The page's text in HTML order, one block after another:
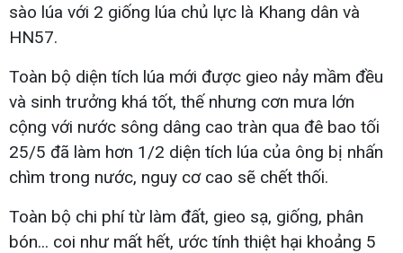
sào lúa với 2 giống lúa chủ lực là Khang dân và
HN57.
Toàn bộ diện tích lúa mới được gieo nảy mầm đều
và sinh trưởng khá tốt, thế nhưng cơn mưa lớn
cộng với nước sông dâng cao tràn qua đê bao tối
25/5 đã làm hơn 1/2 diện tích lúa của ông bị nhấn
chìm trong nước, nguy cơ cao sẽ chết thối.
Toàn bộ chi phí từ làm đất, gieo sạ, giống, phân
bón... coi như mất hết, ước tính thiệt hại khoảng 5